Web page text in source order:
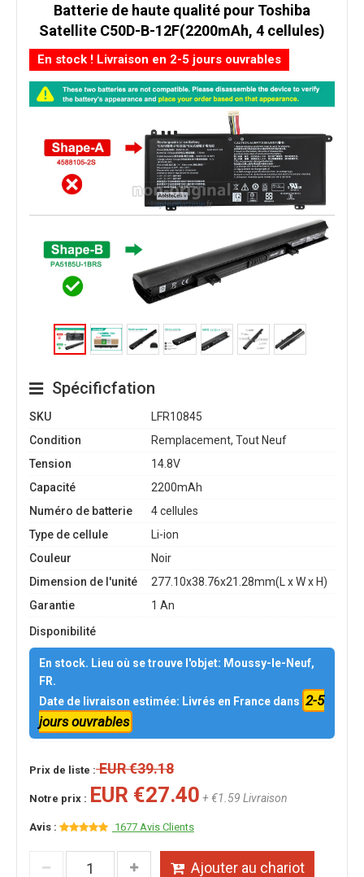
Batterie de haute qualité pour Toshiba
Satellite C50D-B-12F(2200mAh, 4 cellules)
En stock ! Livraison en 2-5 jours ouvrables
Spécificfation
SKU
LFR10845
Condition
Remplacement, Tout Neuf
Tension
14.8V
Capacité
2200mAh
Numéro de batterie
4 cellules
Type de cellule
Li-ion
Couleur
Noir
Dimension de l'unité
277.10x38.76x21.28mm(L x W x H)
Garantie
1 An
Disponibilité
En stock. Lieu où se trouve l'objet: Moussy-le-Neuf,
FR.
Date de livraison estimée: Livrés en France dans 2-5
jours ouvrables
Prix de liste :EUR €39.18
Notre prix : EUR €27.40 + €1.59 Livraison
Avis : 1677 Avis Clients
Ajouter au chariot